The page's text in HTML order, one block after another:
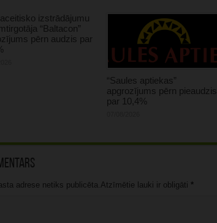
izstrādājumu
“Baltacon”
pērn audzis par
“Saules aptiekas”
apgrozījums pērn pieaudzis
par 10,4%
adrese netiks publicēta.Atzīmētie lauki ir obligāti *